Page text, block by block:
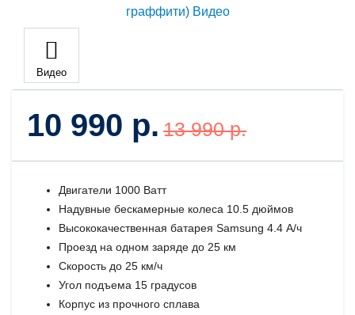
Видео
10 990 р. 13 990 р.
Двигатели 1000 Ватт
Надувные бескамерные колеса 10.5 дюймов
Высококачественная батарея Samsung 4.4 А/ч
Проезд на одном заряде до 25 км
Скорость до 25 км/ч
Угол подъема 15 градусов
Корпус из прочного сплава